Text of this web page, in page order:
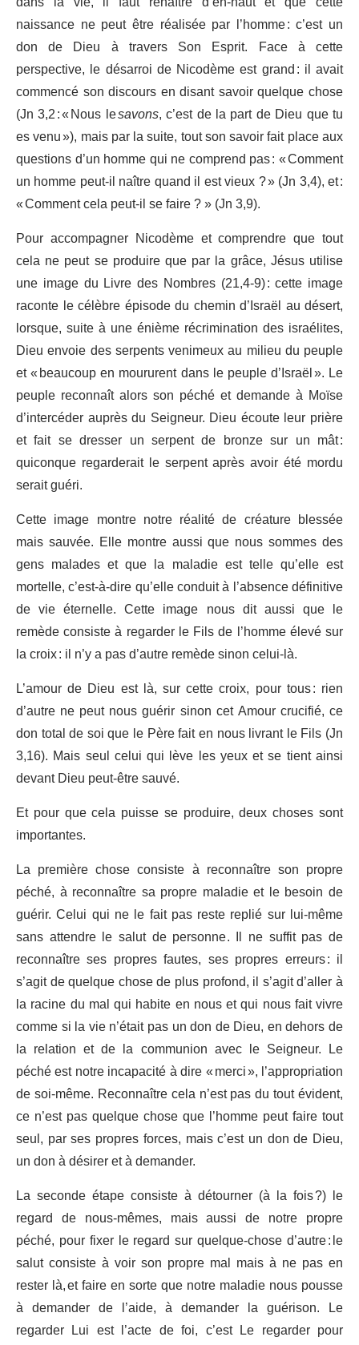
naissance ne peut être réalisée par l’homme : c’est un
don de Dieu à travers Son Esprit. Face à cette
perspective, le désarroi de Nicodème est grand : il avait
commencé son discours en disant savoir quelque chose
(Jn 3,2 : « Nous lesavons, c’est de la part de Dieu que tu
es venu »), mais par la suite, tout son savoir fait place aux
questions d’un homme qui ne comprend pas : « Comment
un homme peut-il naître quand il est vieux ? » (Jn 3,4), et :
« Comment cela peut-il se faire ? » (Jn 3,9).
Pour accompagner Nicodème et comprendre que tout
cela ne peut se produire que par la grâce, Jésus utilise
une image du Livre des Nombres (21,4-9) : cette image
raconte le célèbre épisode du chemin d’Israël au désert,
lorsque, suite à une énième récrimination des israélites,
Dieu envoie des serpents venimeux au milieu du peuple
et « beaucoup en moururent dans le peuple d’Israël ». Le
peuple reconnaît alors son péché et demande à Moïse
d’intercéder auprès du Seigneur. Dieu écoute leur prière
et fait se dresser un serpent de bronze sur un mât :
quiconque regarderait le serpent après avoir été mordu
serait guéri.
Cette image montre notre réalité de créature blessée
mais sauvée. Elle montre aussi que nous sommes des
gens malades et que la maladie est telle qu’elle est
mortelle, c’est-à-dire qu’elle conduit à l’absence définitive
de vie éternelle. Cette image nous dit aussi que le
remède consiste à regarder le Fils de l’homme élevé sur
la croix : il n’y a pas d’autre remède sinon celui-là.
L’amour de Dieu est là, sur cette croix, pour tous : rien
d’autre ne peut nous guérir sinon cet Amour crucifié, ce
don total de soi que le Père fait en nous livrant le Fils (Jn
3,16). Mais seul celui qui lève les yeux et se tient ainsi
devant Dieu peut-être sauvé.
Et pour que cela puisse se produire, deux choses sont
importantes.
La première chose consiste à reconnaître son propre
péché, à reconnaître sa propre maladie et le besoin de
guérir. Celui qui ne le fait pas reste replié sur lui-même
sans attendre le salut de personne. Il ne suffit pas de
reconnaître ses propres fautes, ses propres erreurs : il
s’agit de quelque chose de plus profond, il s’agit d’aller à
la racine du mal qui habite en nous et qui nous fait vivre
comme si la vie n’était pas un don de Dieu, en dehors de
la relation et de la communion avec le Seigneur. Le
péché est notre incapacité à dire « merci », l’appropriation
de soi-même. Reconnaître cela n’est pas du tout évident,
ce n’est pas quelque chose que l’homme peut faire tout
seul, par ses propres forces, mais c’est un don de Dieu,
un don à désirer et à demander.
La seconde étape consiste à détourner (à la fois ?) le
regard de nous-mêmes, mais aussi de notre propre
péché, pour fixer le regard sur quelque-chose d’autre : le
salut consiste à voir son propre mal mais à ne pas en
rester là, et faire en sorte que notre maladie nous pousse
à demander de l’aide, à demander la guérison. Le
regarder Lui est l’acte de foi, c’est Le regarder pour